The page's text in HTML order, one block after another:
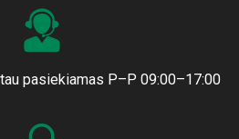
pasiekiamas P–P 09:00–17:00